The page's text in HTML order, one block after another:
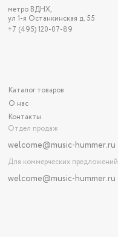
метро ВДНХ,
ул 1-я Останкинская д. 55
+7 (495) 120-07-89
Каталог товаров
О нас
Контакты
Отдел продаж
welcome@music-hummer.ru
Для коммерческих предложений
welcome@music-hummer.ru